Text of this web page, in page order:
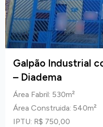
Galpão Industrial
– Diadema
Área Fabril: 530m²
Área Construida: 540m²
IPTU: R$ 750,00